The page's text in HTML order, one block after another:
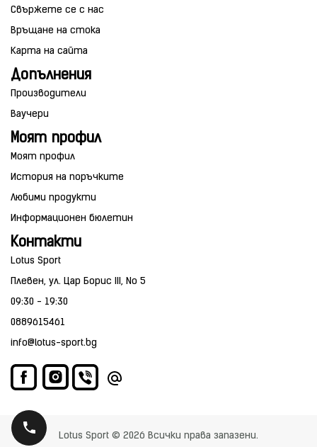
Свържете се с нас
Връщане на стока
Карта на сайта
Допълнения
Производители
Ваучери
Моят профил
Моят профил
История на поръчките
Любими продукти
Информационен бюлетин
Контакти
Lotus Sport
Плевен, ул. Цар Борис III, No 5
09:30 - 19:30
0889615461
info@lotus-sport.bg
Lotus Sport © 2026 Всички права запазени.